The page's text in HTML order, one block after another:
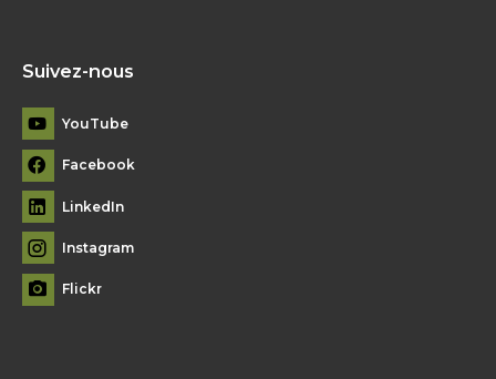
Suivez-nous
YouTube
Facebook
LinkedIn
Instagram
Flickr